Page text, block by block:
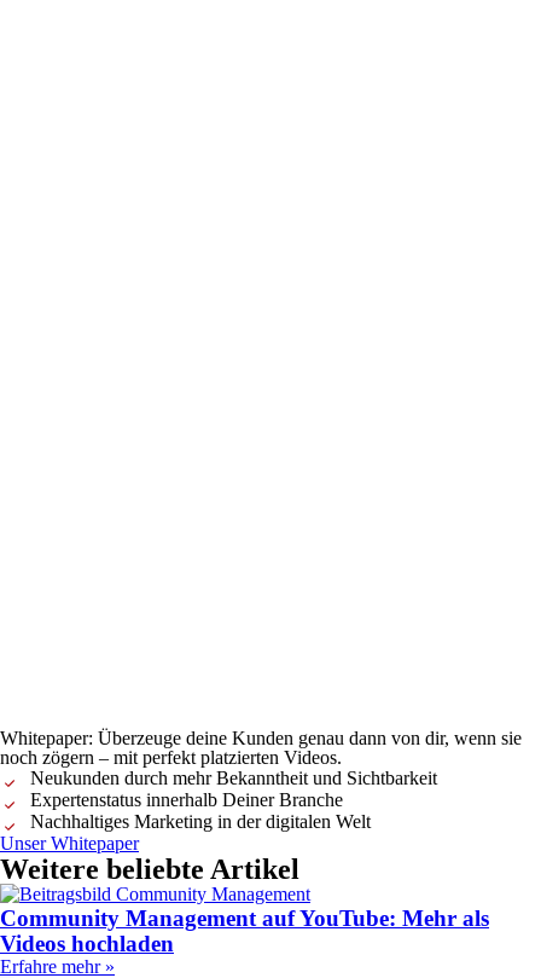
Whitepaper: Überzeuge deine Kunden genau dann von dir, wenn sie
noch zögern – mit perfekt platzierten Videos.
Neukunden durch mehr Bekanntheit und Sichtbarkeit
Expertenstatus innerhalb Deiner Branche
Nachhaltiges Marketing in der digitalen Welt
Unser Whitepaper
Weitere beliebte Artikel
Community Management auf YouTube: Mehr als
Videos hochladen
Erfahre mehr »